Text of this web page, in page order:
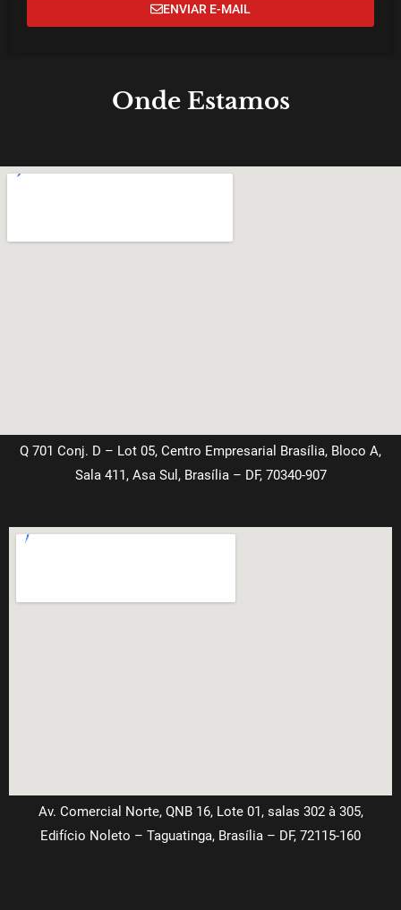
ENVIAR E-MAIL
Onde Estamos
Q 701 Conj. D – Lot 05, Centro Empresarial Brasília, Bloco A,
Sala 411, Asa Sul, Brasília – DF, 70340-907
Av. Comercial Norte, QNB 16, Lote 01, salas 302 à 305,
Edifício Noleto – Taguatinga, Brasília – DF, 72115-160